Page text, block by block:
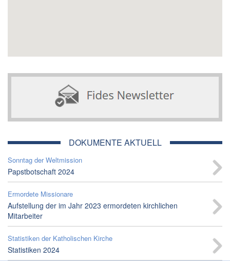
DOKUMENTE AKTUELL
Sonntag der Weltmission
Papstbotschaft 2024
Ermordete Missionare
Aufstellung der im Jahr 2023 ermordeten kirchlichen
Mitarbeiter
Statistiken der Katholischen Kirche
Statistiken 2024